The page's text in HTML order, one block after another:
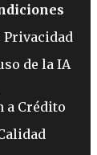
de la IA
a Crédito